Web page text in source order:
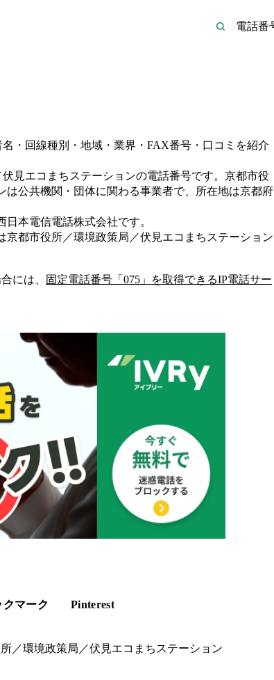
・回線種別・地域・業界・FAX番号・口コミを紹介
見エコまちステーションの電話番号です。 京都市役
は公共機関・団体に関わる事業者で、所在地は京都府
日本電信電話株式会社です。
京都市役所／環境政策局／伏見エコまちステーション
には、 固定電話番号「 075 」を取得できるIP電話サー
クマーク Pinterest
／環境政策局／伏見エコまちステーション